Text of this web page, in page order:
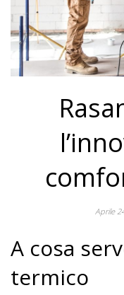
Aprile
A cosa
termico